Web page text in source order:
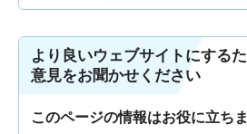
より良いウェブサイトにする
意見をお聞かせください
このページの情報はお役に立ち